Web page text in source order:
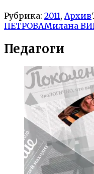
Рубрика: 2011, Архив
ПЕТРОВАМилана
Педагоги